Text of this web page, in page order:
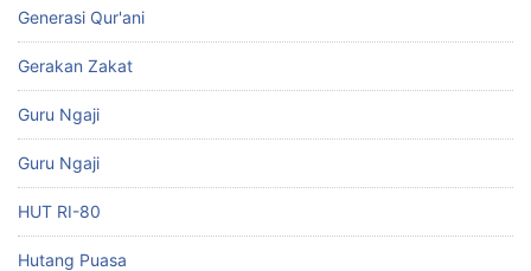
Generasi Qur'ani
Gerakan Zakat
Guru Ngaji
Guru Ngaji
HUT RI-80
Hutang Puasa